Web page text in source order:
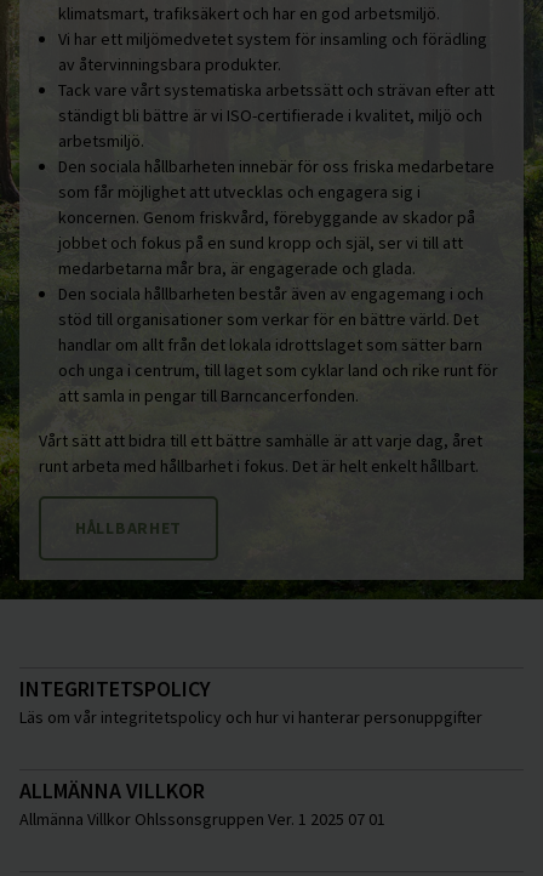
klimatsmart, trafiksäkert och har en god arbetsmiljö.
Vi har ett miljömedvetet system för insamling och förädling
av återvinningsbara produkter.
Tack vare vårt systematiska arbetssätt och strävan efter att
ständigt bli bättre är vi ISO-certifierade i kvalitet, miljö och
arbetsmiljö.
Den sociala hållbarheten innebär för oss friska medarbetare
som får möjlighet att utvecklas och engagera sig i
koncernen. Genom friskvård, förebyggande av skador på
jobbet och fokus på en sund kropp och själ, ser vi till att
medarbetarna mår bra, är engagerade och glada.
Den sociala hållbarheten består även av engagemang i och
stöd till organisationer som verkar för en bättre värld. Det
handlar om allt från det lokala idrottslaget som sätter barn
och unga i centrum, till laget som cyklar land och rike runt för
att samla in pengar till Barncancerfonden.
Vårt sätt att bidra till ett bättre samhälle är att varje dag, året
runt arbeta med hållbarhet i fokus. Det är helt enkelt hållbart.
HÅLLBARHET
INTEGRITETSPOLICY
Läs om vår integritetspolicy och hur vi hanterar personuppgifter
ALLMÄNNA VILLKOR
Allmänna Villkor Ohlssonsgruppen Ver. 1 2025 07 01